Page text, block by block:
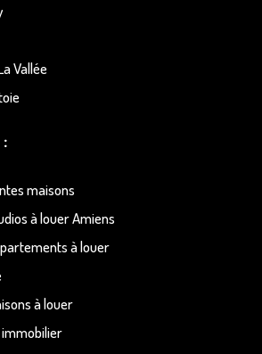
Vallée
maisons
à louer Amiens
à louer
à louer